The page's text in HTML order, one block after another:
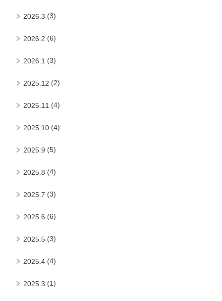
2026.3 (3)
2026.2 (6)
2026.1 (3)
2025.12 (2)
2025.11 (4)
2025.10 (4)
2025.9 (5)
2025.8 (4)
2025.7 (3)
2025.6 (6)
2025.5 (3)
2025.4 (4)
2025.3 (1)